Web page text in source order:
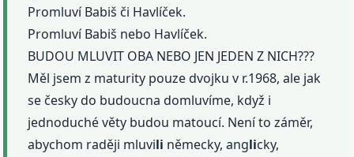
Promluví Babiš či Havlíček.
Promluví Babiš nebo Havlíček.
BUDOU MLUVIT OBA NEBO JEN JEDEN Z NICH???
Měl jsem z maturity pouze dvojku v r.1968, ale jak
se česky do budoucna domluvíme, když i
jednoduché věty budou matoucí. Není to záměr,
abychom raději mluvili německy, anglicky,